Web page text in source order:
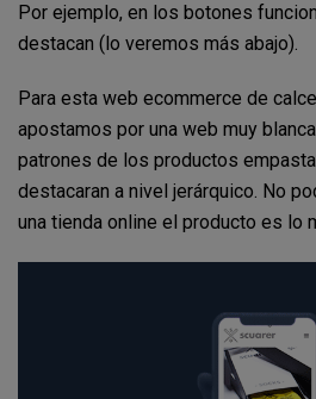
Por ejemplo, en los botones
destacan (lo veremos más abajo).
Para esta web ecommerce de
apostamos por una web muy
patrones de los productos
destacaran a nivel jerárquico. No
una tienda online el producto es lo